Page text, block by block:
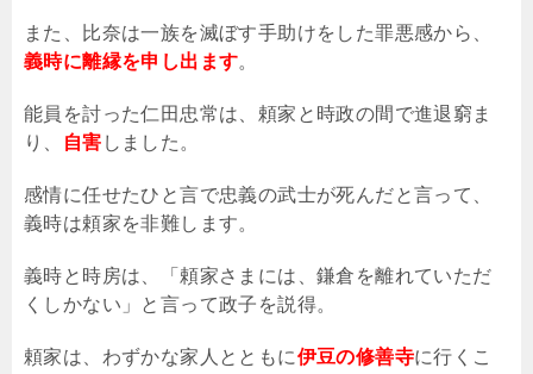
また、比奈は一族を滅ぼす手助けをした罪悪感から、
義時に離縁を申し出ます。
能員を討った仁田忠常は、頼家と時政の間で進退窮ま
り、
自害 しました。
感情に任せたひと言で忠義の武士が死んだと言って、
義時は頼家を非難します。
義時と時房は、「頼家さまには、鎌倉を離れていただ
くしかない」と言って政子を説得。
頼家は、わずかな家人とともに伊豆の修善寺に行くこ